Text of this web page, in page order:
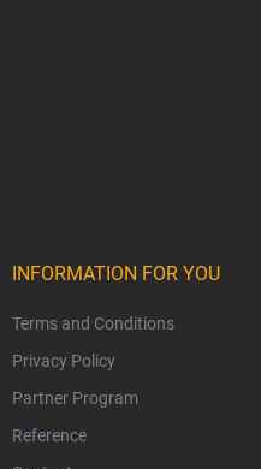
INFORMATION FOR YOU
Terms and Conditions
Privacy Policy
Partner Program
Reference